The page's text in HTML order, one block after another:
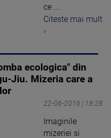
ce ...
Citeste mai mult
›
ecologica" din
Jiu. Mizeria care a
22-06-2016 | 18:28
Imaginile
mizeriei si